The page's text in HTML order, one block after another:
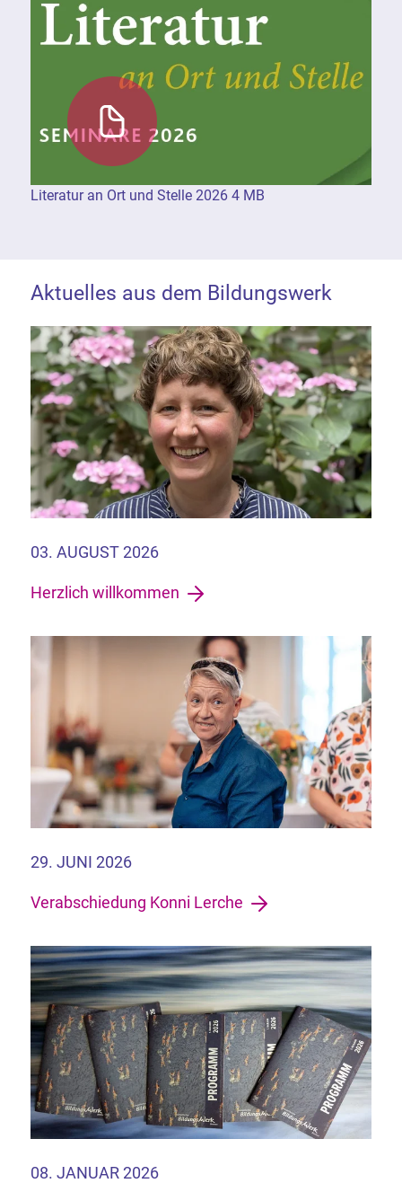
Literatur an Ort und Stelle 2026 4 MB
Aktuelles aus dem Bildungswerk
03. AUGUST 2026
Herzlich willkommen
29. JUNI 2026
Verabschiedung Konni Lerche
08. JANUAR 2026